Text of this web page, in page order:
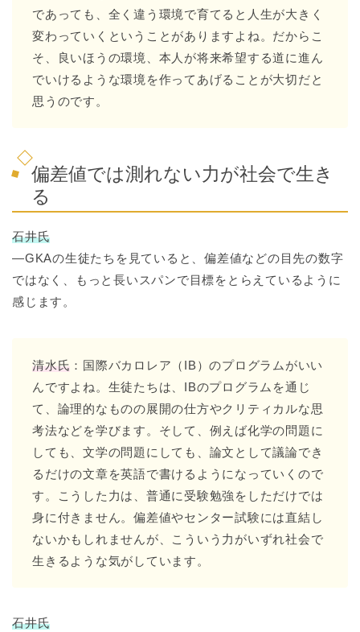
であっても、全く違う環境で育てると人生が大きく
変わっていくということがありますよね。だからこ
そ、良いほうの環境、本人が将来希望する道に進ん
でいけるような環境を作ってあげることが大切だと
思うのです。
偏差値では測れない力が社会で生き
る
石井氏
―GKAの生徒たちを見ていると、偏差値などの目先の数字
ではなく、もっと長いスパンで目標をとらえているように
感じます。
清水氏 ：国際バカロレア（IB）のプログラムがいい
んですよね。生徒たちは、IBのプログラムを通じ
て、論理的なものの展開の仕方やクリティカルな思
考法などを学びます。そして、例えば化学の問題に
しても、文学の問題にしても、論文として議論でき
るだけの文章を英語で書けるようになっていくので
す。こうした力は、普通に受験勉強をしただけでは
身に付きません。偏差値やセンター試験には直結し
ないかもしれませんが、こういう力がいずれ社会で
生きるような気がしています。
石井氏